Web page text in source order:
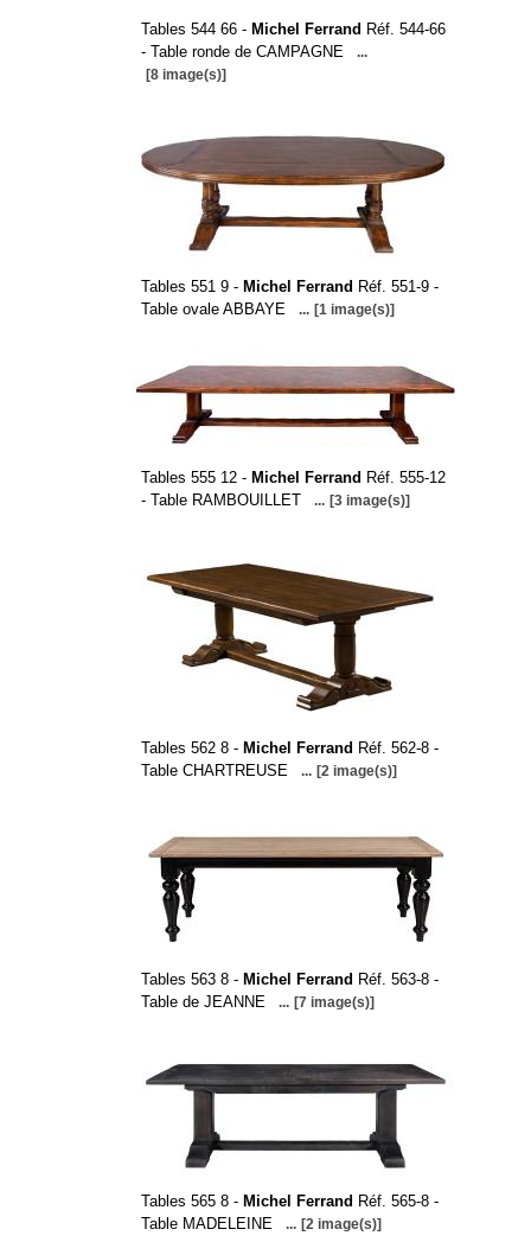
Tables 544 66 - Michel Ferrand Réf. 544-66
- Table ronde de CAMPAGNE
...
[8 image(s)]
Tables 551 9 - Michel Ferrand Réf. 551-9 -
Table ovale ABBAYE
... [1 image(s)]
Tables 555 12 - Michel Ferrand Réf. 555-12
- Table RAMBOUILLET
... [3 image(s)]
Tables 562 8 - Michel Ferrand Réf. 562-8 -
Table CHARTREUSE
... [2 image(s)]
Tables 563 8 - Michel Ferrand Réf. 563-8 -
Table de JEANNE
... [7 image(s)]
Tables 565 8 - Michel Ferrand Réf. 565-8 -
Table MADELEINE
... [2 image(s)]